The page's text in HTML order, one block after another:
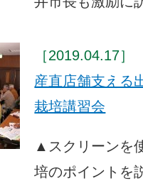
［2019.04.17］
産直店舗支え
栽培講習会
▲スクリーンを
培のポイントを